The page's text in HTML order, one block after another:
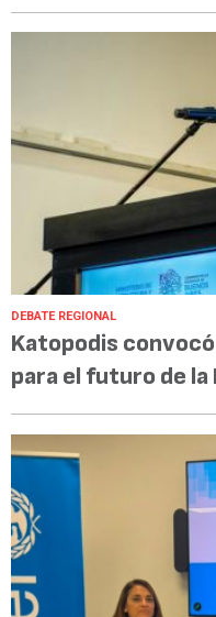
DEBATE REGIONAL
Katopodis
para el futuro de